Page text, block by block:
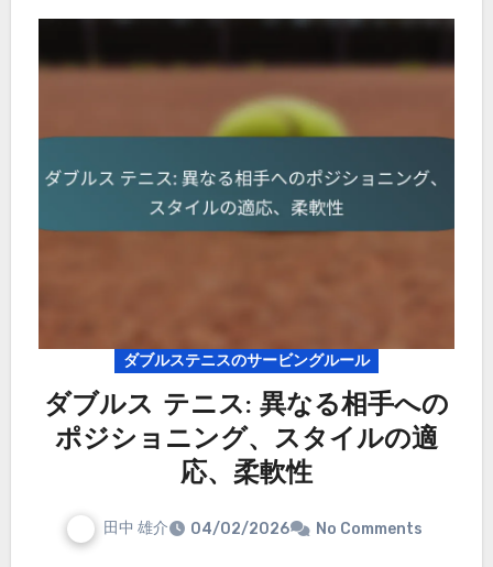
ダブルステニスのサービングルール
ダブルス テニス: 異なる相手への
ポジショニング、スタイルの適
応、柔軟性
田中 雄介 04/02/2026 No Comments